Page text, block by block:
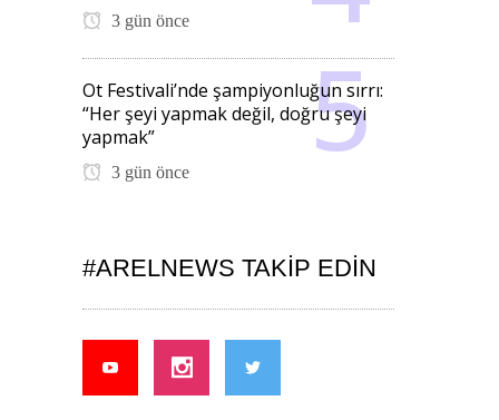
3 gün önce
Ot Festivali’nde şampiyonluğun sırrı:
“Her şeyi yapmak değil, doğru şeyi
yapmak”
3 gün önce
#ARELNEWS TAKIP EDIN